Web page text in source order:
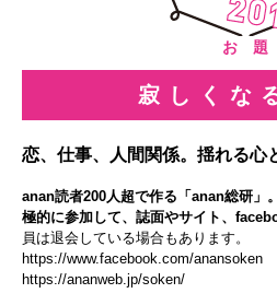
お 題
寂しくな
恋、仕事、人間関係。揺れる心
anan読者200人超で作る「anan総研」
極的に参加して、誌面やサイト、
員は退会している場合もあります。
https://www.facebook.com/anansoken
https://ananweb.jp/soken/